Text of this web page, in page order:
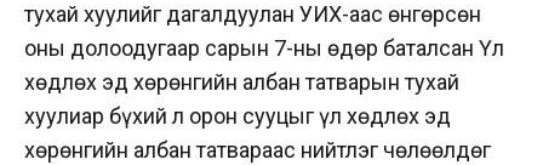
тухай хуулийг дагалдуулан УИХ-аас өнгөрсөн
оны долоодугаар сарын 7-ны өдөр баталсан Үл
хөдлөх эд хөрөнгийн албан татварын тухай
хуулиар бүхий л орон сууцыг үл хөдлөх эд
хөрөнгийн албан татвараас нийтлэг чөлөөлдөг